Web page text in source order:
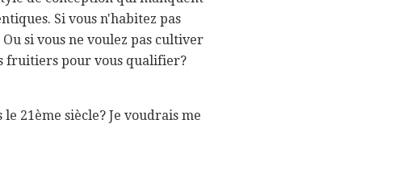
Si vous n'habitez pas
si vous ne voulez pas cultiver
fruitiers pour vous qualifier?
21ème siècle? Je voudrais me